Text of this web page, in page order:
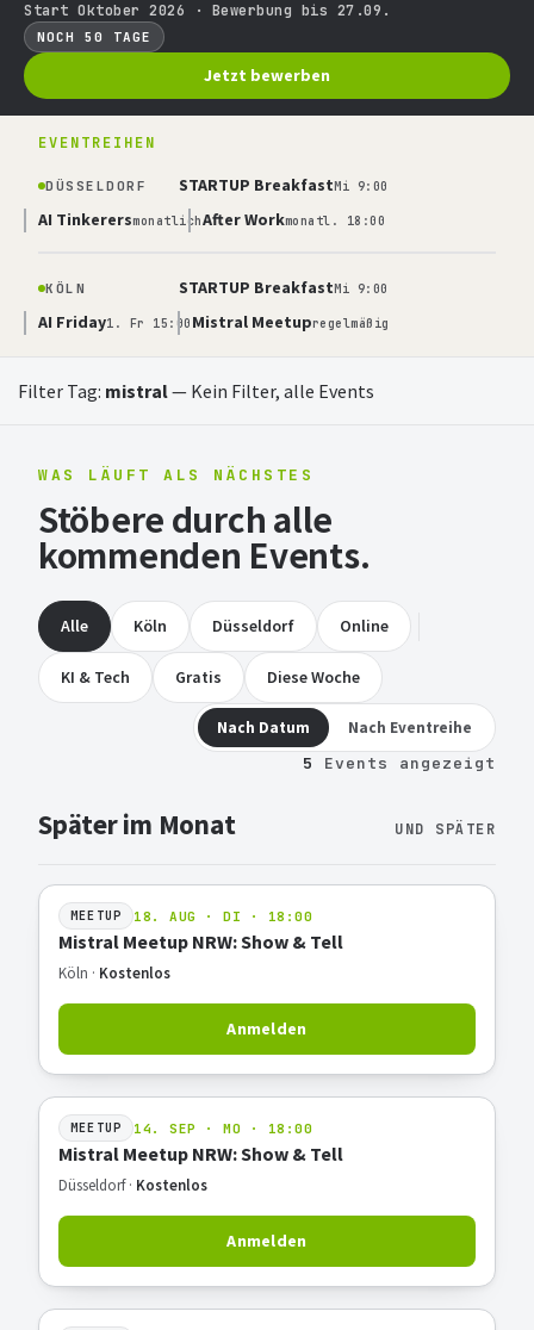
Start Oktober 2026 · Bewerbung bis 27.09.
NOCH 50 TAGE
Jetzt bewerben
EVENTREIHEN
DÜSSELDORF STARTUP BreakfastMi 9:00
AI TinkerersmonatlichAfter Workmonatl. 18:00
KÖLN STARTUP BreakfastMi 9:00
AI Friday1. Fr 15:00 Mistral Meetupregelmäßig
Filter Tag: mistral— Kein Filter, alle Events
WAS LÄUFT ALS NÄCHSTES
Stöbere durch alle
kommenden Events.
Alle Köln Düsseldorf Online
KI & Tech Gratis Diese Woche
Nach Datum
Nach Eventreihe
5
Events angezeigt
Später im Monat UND SPÄTER
MEETUP 18. AUG · DI · 18:00
Mistral Meetup NRW: Show & Tell
Köln · Kostenlos
Anmelden
MEETUP 14. SEP · MO · 18:00
Mistral Meetup NRW: Show & Tell
Düsseldorf · Kostenlos
Anmelden